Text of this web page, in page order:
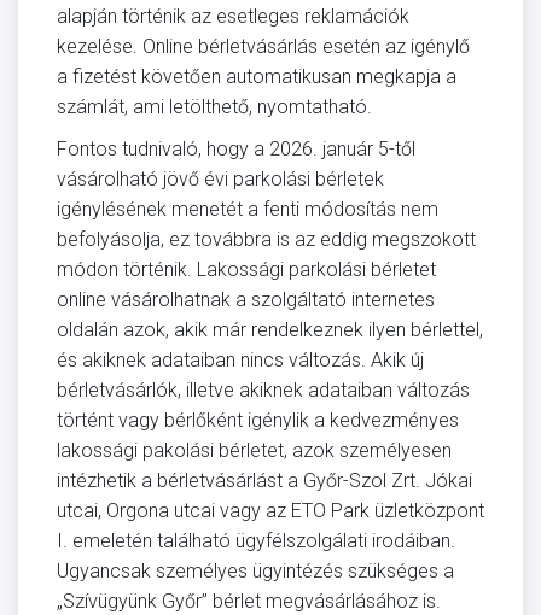
alapján történik az esetleges reklamációk
kezelése. Online bérletvásárlás esetén az igénylő
a fizetést követően automatikusan megkapja a
számlát, ami letölthető, nyomtatható.
Fontos tudnivaló, hogy a 2026. január 5-től
vásárolható jövő évi parkolási bérletek
igénylésének menetét a fenti módosítás nem
befolyásolja, ez továbbra is az eddig megszokott
módon történik. Lakossági parkolási bérletet
online vásárolhatnak a szolgáltató internetes
oldalán azok, akik már rendelkeznek ilyen bérlettel,
és akiknek adataiban nincs változás. Akik új
bérletvásárlók, illetve akiknek adataiban változás
történt vagy bérlőként igénylik a kedvezményes
lakossági pakolási bérletet, azok személyesen
intézhetik a bérletvásárlást a Győr-Szol Zrt. Jókai
utcai, Orgona utcai vagy az ETO Park üzletközpont
I. emeletén található ügyfélszolgálati irodáiban.
Ugyancsak személyes ügyintézés szükséges a
„Szívügyünk Győr” bérlet megvásárlásához is.